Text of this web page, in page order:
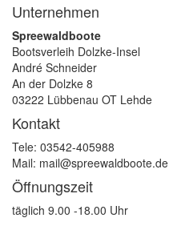
Unternehmen
Spreewaldboote
Bootsverleih Dolzke-Insel
André Schneider
An der Dolzke 8
03222 Lübbenau OT Lehde
Kontakt
Tele: 03542-405988
Mail: mail@spreewaldboote.de
Öffnungszeit
täglich 9.00 -18.00 Uhr